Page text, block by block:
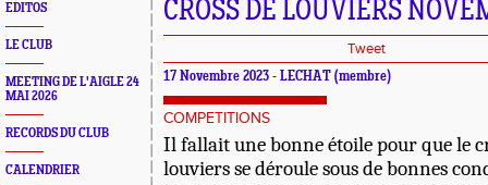
EDITOS
LE CLUB
MEETING DE L'AIGLE 24
MAI 2026
RECORDS DU CLUB
CALENDRIER
CROSS DE LOUVIERS
Tweet
17 Novembre 2023 - LECHAT (membre)
COMPETITIONS
Il fallait une bonne étoile pour que le
louviers se déroule sous de bonnes